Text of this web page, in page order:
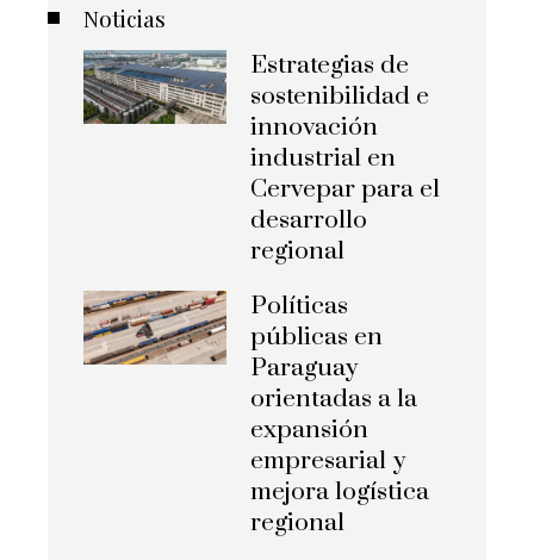
Noticias
Estrategias de
sostenibilidad e
innovación
industrial en
Cervepar para el
desarrollo
regional
Políticas
públicas en
Paraguay
orientadas a la
expansión
empresarial y
mejora logística
regional